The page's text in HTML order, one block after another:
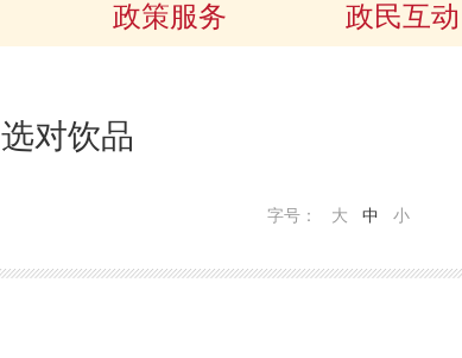
政策服务 政民互动
选对饮品
字号： 大 中 小